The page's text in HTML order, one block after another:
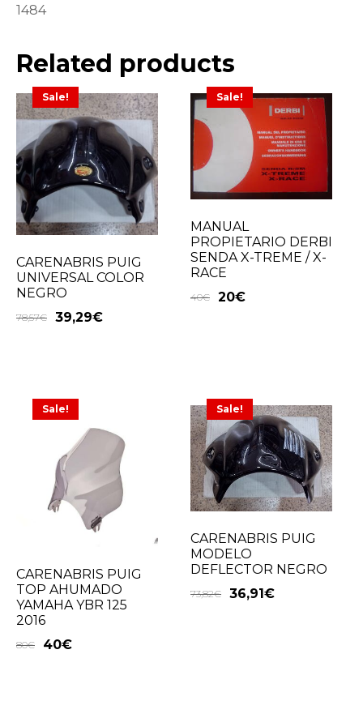
1484
Related products
Sale!
CARENABRIS PUIG
UNIVERSAL COLOR
NEGRO
78,57€ 39,29€
Sale!
MANUAL
PROPIETARIO DERBI
SENDA X-TREME / X-
RACE
40€ 20€
Sale!
CARENABRIS PUIG
TOP AHUMADO
YAMAHA YBR 125
2016
80€ 40€
Sale!
CARENABRIS PUIG
MODELO
DEFLECTOR NEGRO
73,82€ 36,91€